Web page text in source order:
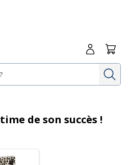
Me
de son succès !